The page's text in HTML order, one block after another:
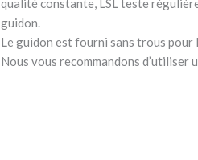
qualité constante, LSL teste
guidon.
Le guidon est fourni sans trous
Nous vous recommandons d’utiliser